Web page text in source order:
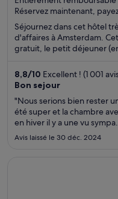
5
Réservez maintenant,
Séjournez dans cet hôtel
d'affaires à Amsterdam.
gratuit, le petit déjeuner
son personnel aux petits
comme Vondelpark et
proximité.
8,8/10 Excellent ! (1 001
Bon sejour
"Nous serions bien rester
été super et la chambre
en hiver il y a une vu
chambre est sympa."
Avis laissé le 30 déc. 2024